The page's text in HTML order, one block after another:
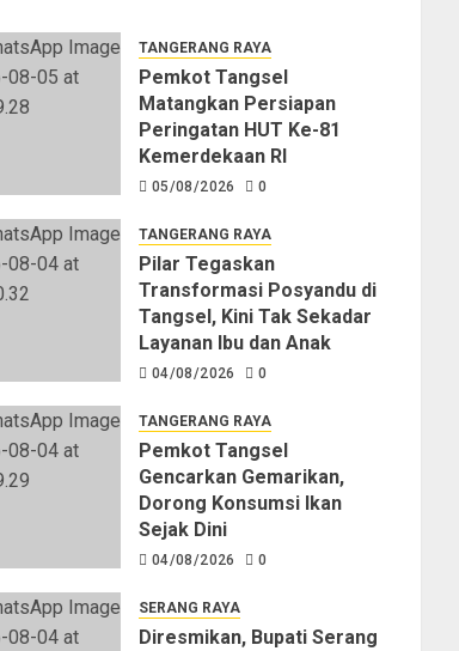
TANGERANG RAYA
Pemkot Tangsel
Matangkan Persiapan
Peringatan HUT Ke-81
Kemerdekaan RI
05/08/2026 0
TANGERANG RAYA
Pilar Tegaskan
Transformasi Posyandu di
Tangsel, Kini Tak Sekadar
Layanan Ibu dan Anak
04/08/2026 0
TANGERANG RAYA
Pemkot Tangsel
Gencarkan Gemarikan,
Dorong Konsumsi Ikan
Sejak Dini
04/08/2026 0
SERANG RAYA
Diresmikan, Bupati Serang